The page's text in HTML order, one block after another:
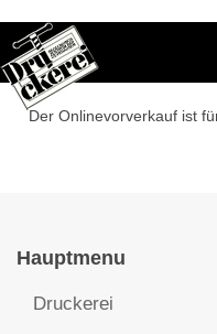
Der Onlinevorverkauf ist
Hauptmenu
Druckerei